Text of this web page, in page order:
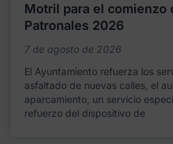
Motril para el comienzo
Patronales 2026
7 de agosto de 2026
El Ayuntamiento refuerza los
asfaltado de nuevas calles, el
aparcamiento, un servicio
refuerzo del dispositivo de